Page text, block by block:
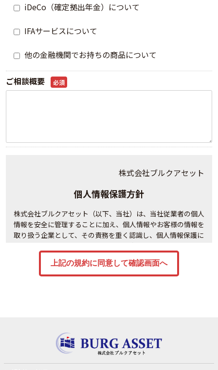
iDeCo（確定拠出年金）について
IFAサービスについて
他の金融機関でお持ちの商品について
ご相談概要 必須
株式会社ブルクアセット
個人情報保護方針
株式会社ブルクアセット（以下、当社）は、当社従業者の個人
情報を安全に管理することに加え、個人情報やお客様の情報を
取り扱う企業として、その責務を重く認識し、個人情報保護に
関する法令及び社会秩序を遵守の上、次の通り個人情報保護方
針を定め、当社の全役員及び全従業員は個人情報の適正な保護
に努めます。
講演会、セミナー等の開催
金融商品仲介業務、生命保険募集業務、法律によりＦＰ事
務所が営むことのできる業務およびこれらに付随する業務